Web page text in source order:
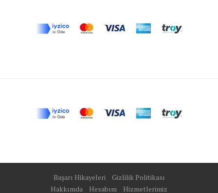
Başarı Hikayeleri
Gizlilik Politikası
Hakkımda
Hesabım Hizmetlerimiz